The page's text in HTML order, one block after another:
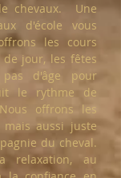
chevaux. Une
d'école vous
les cours
jour, les fêtes
d'âge pour
le rythme de
offrons les
mais aussi juste
du cheval.
relaxation, au